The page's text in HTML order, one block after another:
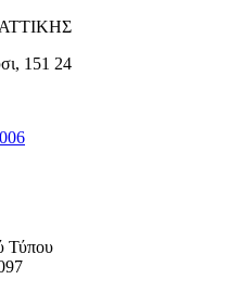
151 24
Τύπου